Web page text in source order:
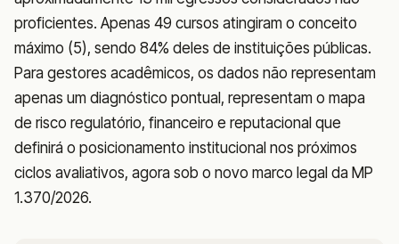
proficientes. Apenas 49 cursos atingiram o conceito
máximo (5), sendo 84% deles de instituições públicas.
Para gestores acadêmicos, os dados não representam
apenas um diagnóstico pontual, representam o mapa
de risco regulatório, financeiro e reputacional que
definirá o posicionamento institucional nos próximos
ciclos avaliativos, agora sob o novo marco legal da MP
1.370/2026.